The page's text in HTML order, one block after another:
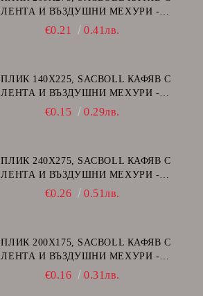
ЛЕНТА И ВЪЗДУШНИ МЕХУРИ -
€0.21 0.41лв.
ПЛИК 140Х225, SACBOLL КАФЯВ С
ЛЕНТА И ВЪЗДУШНИ МЕХУРИ -
€0.15 0.29лв.
ПЛИК 240Х275, SACBOLL КАФЯВ С
ЛЕНТА И ВЪЗДУШНИ МЕХУРИ -
€0.26 0.51лв.
ПЛИК 200Х175, SACBOLL КАФЯВ С
ЛЕНТА И ВЪЗДУШНИ МЕХУРИ -
€0.16 0.31лв.